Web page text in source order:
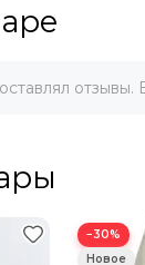
отзывы.
−30%